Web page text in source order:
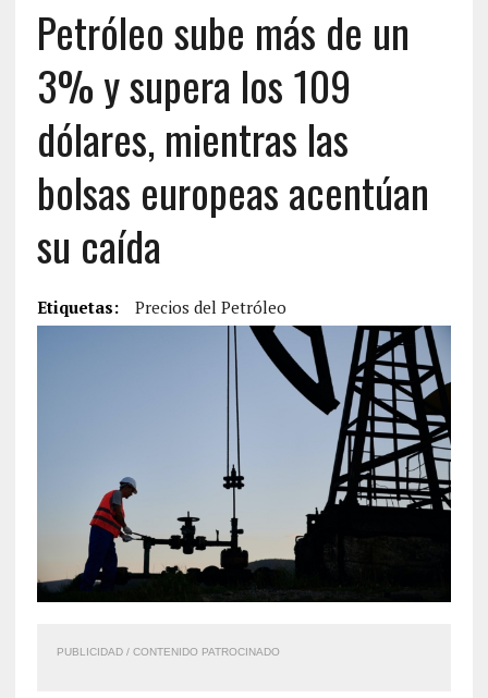
Petróleo sube más de un
3% y supera los 109
dólares, mientras las
bolsas europeas acentúan
su caída
Etiquetas: Precios del Petróleo
PUBLICIDAD / CONTENIDO PATROCINADO